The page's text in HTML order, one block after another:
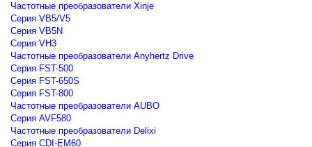
Частотные преобразователи Xinje
Cерия VB5/V5
Cерия VB5N
Cерия VH3
Частотные преобразователи Anyhertz Drive
Серия FST-500
Серия FST-650S
Серия FST-800
Частотные преобразователи AUBO
Серия AVF580
Частотные преобразователи Delixi
Серия CDI-EM60